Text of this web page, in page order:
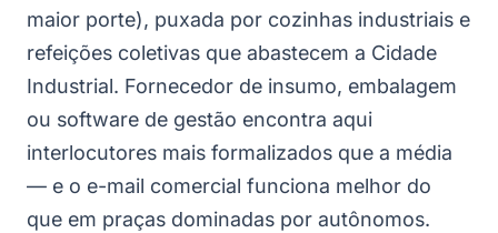
maior porte), puxada por cozinhas industriais e
refeições coletivas que abastecem a Cidade
Industrial. Fornecedor de insumo, embalagem
ou software de gestão encontra aqui
interlocutores mais formalizados que a média
— e o e-mail comercial funciona melhor do
que em praças dominadas por autônomos.